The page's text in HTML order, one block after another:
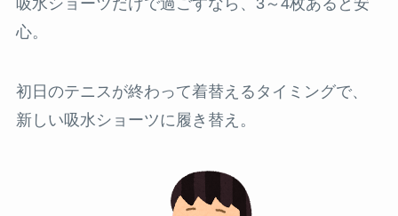
心。
初日のテニスが終わって着替えるタイミングで、
新しい吸水ショーツに履き替え。